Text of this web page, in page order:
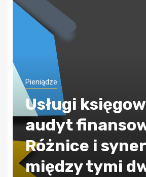
Pieniądze
ZUS jak
obliczać